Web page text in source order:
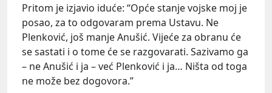
Pritom je izjavio iduće: “Opće stanje vojske moj je
posao, za to odgovaram prema Ustavu. Ne
Plenković, još manje Anušić. Vijeće za obranu će
se sastati i o tome će se razgovarati. Sazivamo ga
– ne Anušić i ja – već Plenković i ja… Ništa od toga
ne može bez dogovora.”